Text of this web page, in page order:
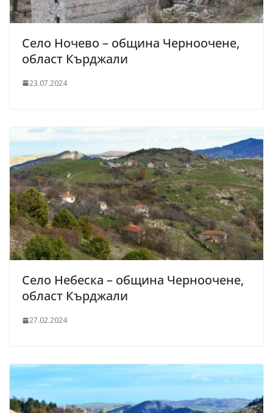
Село Ночево – община Черноочене,
област Кърджали
23.07.2024
Село Небеска – община Черноочене,
област Кърджали
27.02.2024